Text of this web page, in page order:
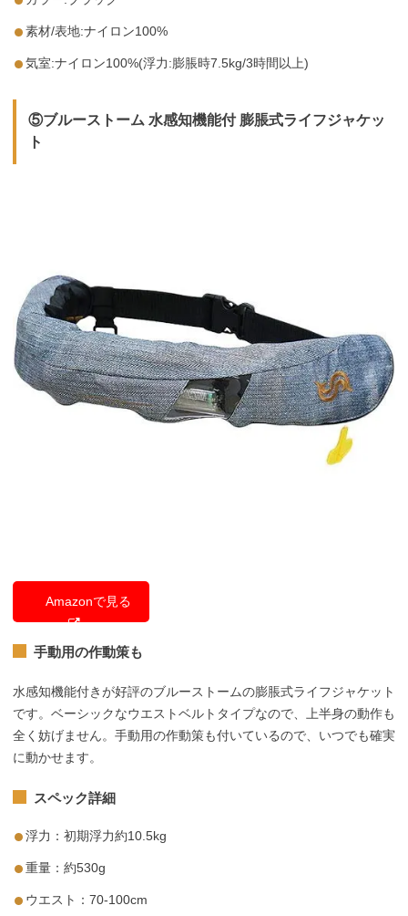
素材/表地:ナイロン100%
気室:ナイロン100%(浮力:膨脹時7.5kg/3時間以上)
⑤ブルーストーム 水感知機能付 膨脹式ライフジャケッ
ト
Amazonで見る
手動用の作動策も
水感知機能付きが好評のブルーストームの膨脹式ライフジャケット
です。ベーシックなウエストベルトタイプなので、上半身の動作も
全く妨げません。手動用の作動策も付いているので、いつでも確実
に動かせます。
スペック詳細
浮力：初期浮力約10.5kg
重量：約530g
ウエスト：70-100cm